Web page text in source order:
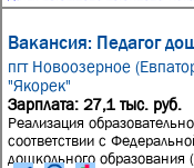
Вакансия: Педагог
пгт Новоозерное
"Якорек"
Зарплата: 27,1 тыс. руб.
Реализация
соответствии с
дошкольного образования